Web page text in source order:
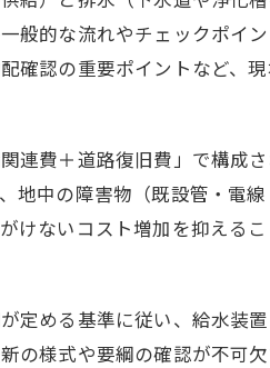
般的な流れやチェックポイ
確認の重要ポイントなど、
連費＋道路復旧費」で構成
地中の障害物（既設管・電
けないコスト増加を抑えるこ
定める基準に従い、給水装
の様式や要綱の確認が不可